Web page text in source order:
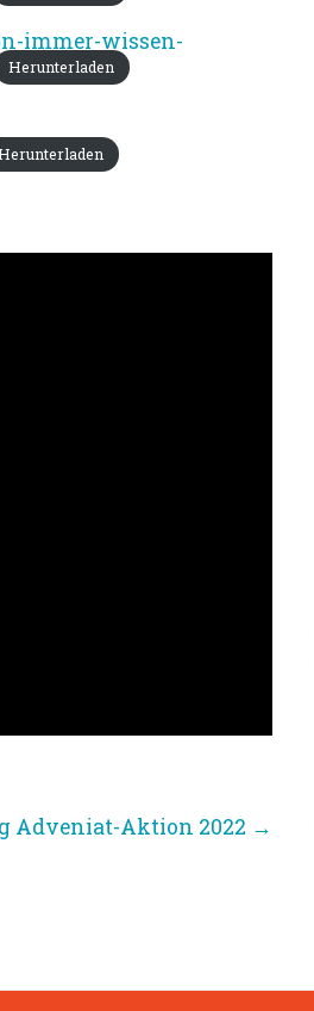
immer-wissen-
Herunterladen
Adveniat-Aktion 2022 →